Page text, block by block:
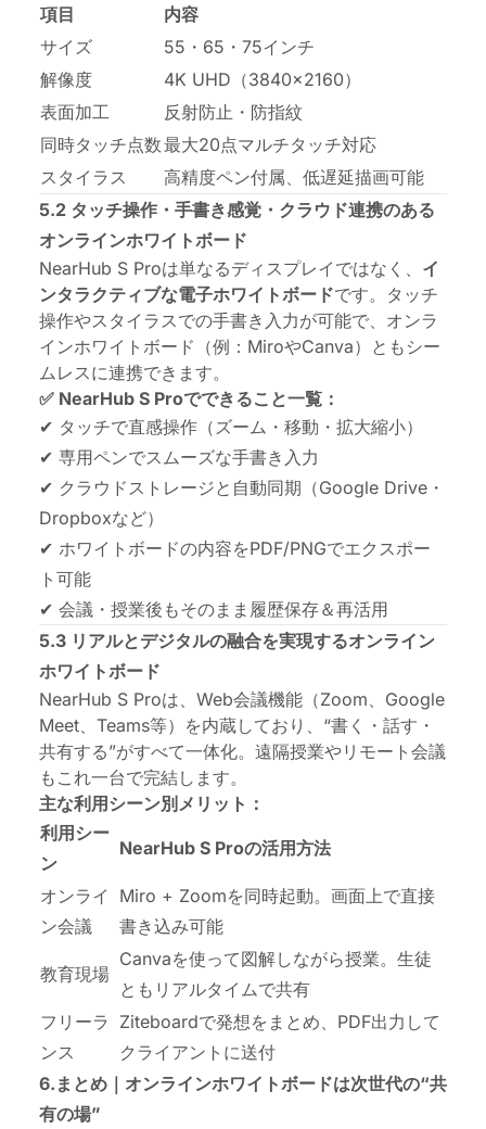
項目
内容
サイズ
55・65・75インチ
解像度
4K UHD（3840×2160）
表面加工
反射防止・防指紋
同時タッチ点数最大20点マルチタッチ対応
スタイラス
高精度ペン付属、低遅延描画可能
5.2 タッチ操作・手書き感覚・クラウド連携のある
オンラインホワイトボード
NearHub S Proは単なるディスプレイではなく、 イ
ンタラクティブな電子ホワイトボードです。タッチ
操作やスタイラスでの手書き入力が可能で、オンラ
インホワイトボード（例：MiroやCanva）ともシー
ムレスに連携できます。
✅ NearHub S Proでできること一覧：
✔ タッチで直感操作（ズーム・移動・拡大縮小）
✔ 専用ペンでスムーズな手書き入力
✔ クラウドストレージと自動同期（Google Drive・
Dropboxなど）
✔ ホワイトボードの内容をPDF/PNGでエクスポー
ト可能
✔ 会議・授業後もそのまま履歴保存＆再活用
5.3 リアルとデジタルの融合を実現するオンライン
ホワイトボード
NearHub S Proは、Web会議機能（Zoom、Google
Meet、Teams等）を内蔵しており、“書く・話す・
共有する”がすべて一体化。遠隔授業やリモート会議
もこれ一台で完結します。
主な利用シーン別メリット：
利用シー
ン
NearHub S Proの活用方法
オンライ
ン会議
Miro + Zoomを同時起動。画面上で直接
書き込み可能
教育現場
Canvaを使って図解しながら授業。生徒
ともリアルタイムで共有
フリーラ
ンス
Ziteboardで発想をまとめ、PDF出力して
クライアントに送付
6.まとめ｜オンラインホワイトボードは次世代の“共
有の場”